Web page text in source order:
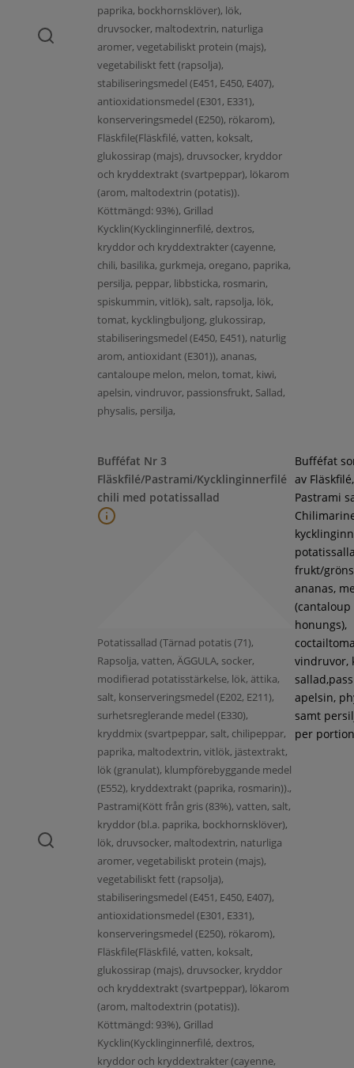
paprika, bockhornsklöver), lök,
druvsocker, maltodextrin, naturliga
aromer, vegetabiliskt protein (majs),
vegetabiliskt fett (rapsolja),
stabiliseringsmedel (E451, E450, E407),
antioxidationsmedel (E301, E331),
konserveringsmedel (E250), rökarom),
Fläskfile(Fläskfilé, vatten, koksalt,
glukossirap (majs), druvsocker, kryddor
och kryddextrakt (svartpeppar), lökarom
(arom, maltodextrin (potatis)).
Köttmängd: 93%), Grillad
Kycklin(Kycklinginnerfilé, dextros,
kryddor och kryddextrakter (cayenne,
chili, basilika, gurkmeja, oregano, paprika,
persilja, peppar, libbsticka, rosmarin,
spiskummin, vitlök), salt, rapsolja, lök,
tomat, kycklingbuljong, glukossirap,
stabiliseringsmedel (E450, E451), naturlig
arom, antioxidant (E301)), ananas,
cantaloupe melon, melon, tomat, kiwi,
apelsin, vindruvor, passionsfrukt, Sallad,
physalis, persilja,
Bufféfat Nr 3
Fläskfilé/Pastrami/Kycklinginnerfilé
chili med potatissallad
Potatissallad (Tärnad potatis (71),
Rapsolja, vatten, ÄGGULA, socker,
modifierad potatisstärkelse, lök, ättika,
salt, konserveringsmedel (E202, E211),
surhetsreglerande medel (E330),
kryddmix (svartpeppar, salt, chilipeppar,
paprika, maltodextrin, vitlök, jästextrakt,
lök (granulat), klumpförebyggande medel
(E552), kryddextrakt (paprika, rosmarin)).,
Pastrami(Kött från gris (83%), vatten, salt,
kryddor (bl.a. paprika, bockhornsklöver),
lök, druvsocker, maltodextrin, naturliga
aromer, vegetabiliskt protein (majs),
vegetabiliskt fett (rapsolja),
stabiliseringsmedel (E451, E450, E407),
antioxidationsmedel (E301, E331),
konserveringsmedel (E250), rökarom),
Fläskfile(Fläskfilé, vatten, koksalt,
glukossirap (majs), druvsocker, kryddor
och kryddextrakt (svartpeppar), lökarom
(arom, maltodextrin (potatis)).
Köttmängd: 93%), Grillad
Kycklin(Kycklinginnerfilé, dextros,
kryddor och kryddextrakter (cayenne,
Bufféfat
av Fläskfilé,
Pastrami
frukt/
ananas,
(cantaloup
honungs),
vindruvor,
apelsin,
samt
per